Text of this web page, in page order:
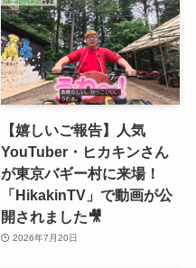
【嬉しいご報告】人気
YouTuber・ヒカキンさん
が東京バギー村に来場！
「HikakinTV」で動画が公
開されました🎥
2026年7月20日